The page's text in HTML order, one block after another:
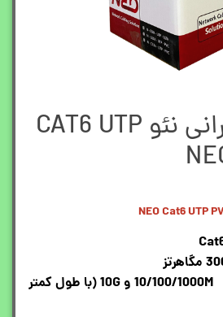
کابل شبکه ایرانی نئو CAT6 UTP
NEO Cat6 UTP
سرعت انتقال دیتا 10/100/1000M و 10G (با طول کمتر